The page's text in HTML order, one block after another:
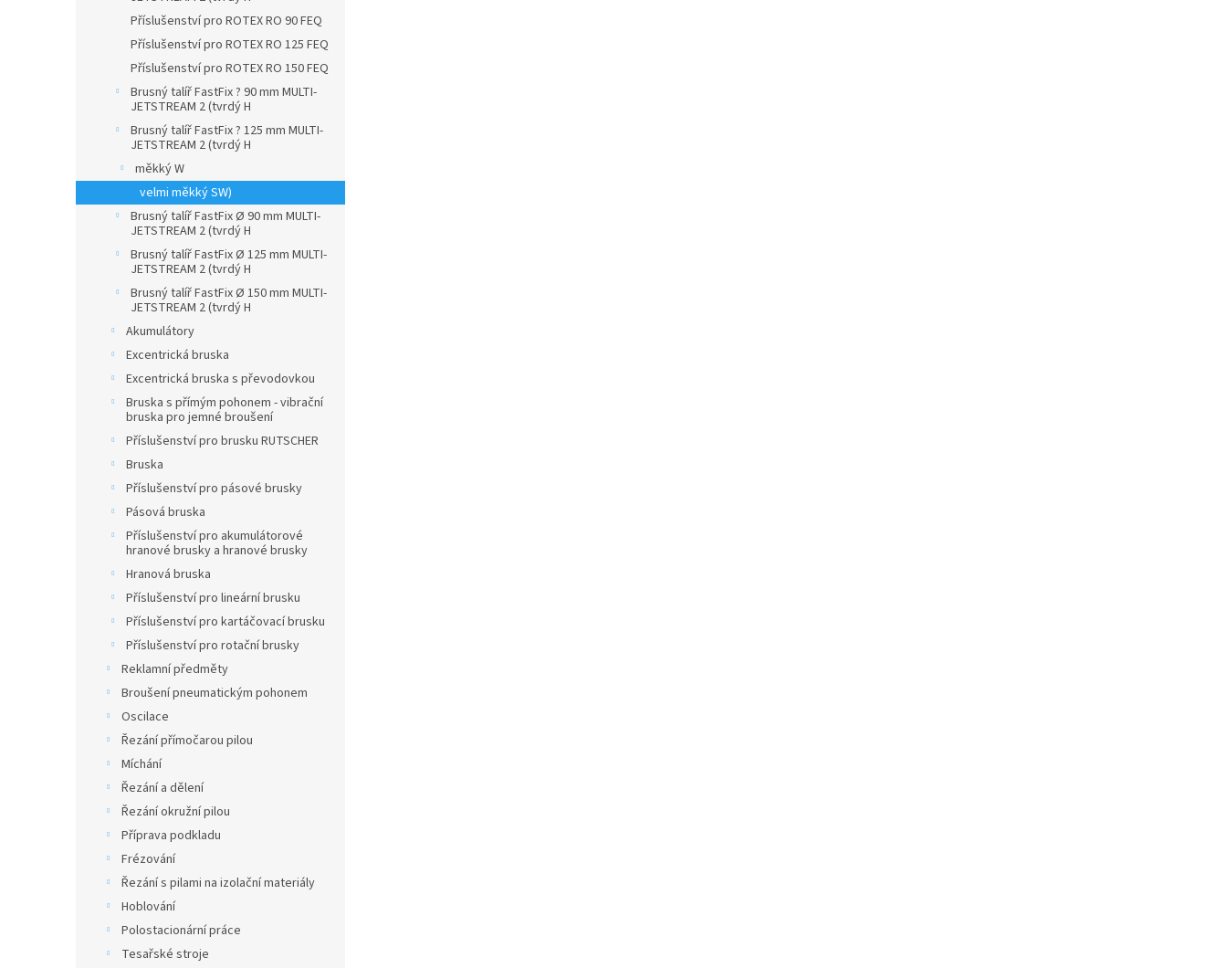
Příslušenství pro ROTEX RO 90 FEQ
Příslušenství pro ROTEX RO 125 FEQ
Příslušenství pro ROTEX RO 150 FEQ
Brusný talíř FastFix ? 90 mm MULTI-
JETSTREAM 2 (tvrdý H
Brusný talíř FastFix ? 125 mm MULTI-
JETSTREAM 2 (tvrdý H
měkký W
velmi měkký SW)
Brusný talíř FastFix Ø 90 mm MULTI-
JETSTREAM 2 (tvrdý H
Brusný talíř FastFix Ø 125 mm MULTI-
JETSTREAM 2 (tvrdý H
Brusný talíř FastFix Ø 150 mm MULTI-
JETSTREAM 2 (tvrdý H
Akumulátory
Excentrická bruska
Excentrická bruska s převodovkou
Bruska s přímým pohonem - vibrační
bruska pro jemné broušení
Příslušenství pro brusku RUTSCHER
Bruska
Příslušenství pro pásové brusky
Pásová bruska
Příslušenství pro akumulátorové
hranové brusky a hranové brusky
Hranová bruska
Příslušenství pro lineární brusku
Příslušenství pro kartáčovací brusku
Příslušenství pro rotační brusky
Reklamní předměty
Broušení pneumatickým pohonem
Oscilace
Řezání přímočarou pilou
Míchání
Řezání a dělení
Řezání okružní pilou
Příprava podkladu
Frézování
Řezání s pilami na izolační materiály
Hoblování
Polostacionární práce
Tesařské stroje